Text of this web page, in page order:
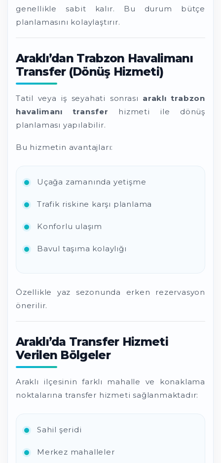
genellikle sabit kalır. Bu durum bütçe
planlamasını kolaylaştırır.
Araklı’dan Trabzon Havalimanı
Transfer (Dönüş Hizmeti)
Tatil veya iş seyahati sonrası araklı trabzon
havalimanı transfer hizmeti ile dönüş
planlaması yapılabilir.
Bu hizmetin avantajları:
Uçağa zamanında yetişme
Trafik riskine karşı planlama
Konforlu ulaşım
Bavul taşıma kolaylığı
Özellikle yaz sezonunda erken rezervasyon
önerilir.
Araklı’da Transfer Hizmeti
Verilen Bölgeler
Araklı ilçesinin farklı mahalle ve konaklama
noktalarına transfer hizmeti sağlanmaktadır:
Sahil şeridi
Merkez mahalleler